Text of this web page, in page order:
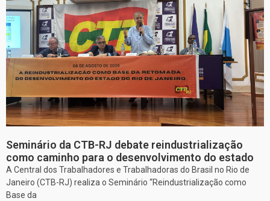
Seminário da CTB-RJ debate reindustrialização
como caminho para o desenvolvimento do estado
A Central dos Trabalhadores e Trabalhadoras do Brasil no Rio de
Janeiro (CTB-RJ) realiza o Seminário “Reindustrialização como
Base da